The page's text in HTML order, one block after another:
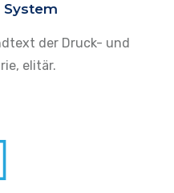
der Druck- und
elitär.